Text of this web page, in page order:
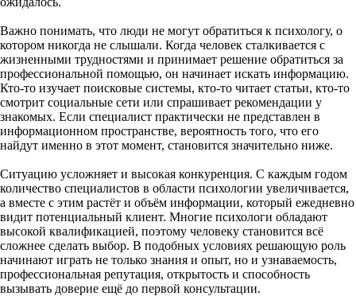
Важно понимать, что люди не могут обратиться к психологу, о
котором никогда не слышали. Когда человек сталкивается с
жизненными трудностями и принимает решение обратиться за
профессиональной помощью, он начинает искать информацию.
Кто-то изучает поисковые системы, кто-то читает статьи, кто-то
смотрит социальные сети или спрашивает рекомендации у
знакомых. Если специалист практически не представлен в
информационном пространстве, вероятность того, что его
найдут именно в этот момент, становится значительно ниже.
Ситуацию усложняет и высокая конкуренция. С каждым годом
количество специалистов в области психологии увеличивается,
а вместе с этим растёт и объём информации, который ежедневно
видит потенциальный клиент. Многие психологи обладают
высокой квалификацией, поэтому человеку становится всё
сложнее сделать выбор. В подобных условиях решающую роль
начинают играть не только знания и опыт, но и узнаваемость,
профессиональная репутация, открытость и способность
вызывать доверие ещё до первой консультации.